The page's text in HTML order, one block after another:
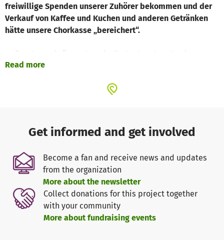
freiwillige Spenden unserer Zuhörer bekommen und der
Verkauf von Kaffee und Kuchen und anderen Getränken
hätte unsere Chorkasse „bereichert“.
diesem Jahr voraussichtlich keine weiteren Einnahmen.
Beitrag an den Sängerkreis muss geleistet werden und
Daher bitten wir auf diesem Weg um eine Spende zur
Unterstützung des Chorgesangs in Hützemert, im
Drolshagener Land und darüber hinaus.
Read more
Get informed and get involved
Become a fan and receive news and updates
from the organization
More about the newsletter
Collect donations for this project together
with your community
More about fundraising events